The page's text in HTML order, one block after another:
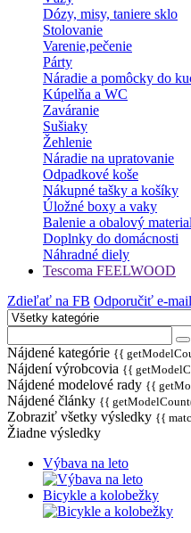
Dózy, misy, taniere sklo
Stolovanie
Varenie,pečenie
Párty
Náradie a pomôcky do
Kúpelňa a WC
Zaváranie
Sušiaky
Žehlenie
Náradie na upratovanie
Odpadkové koše
Nákupné tašky a košíky
Úložné boxy a vaky
Balenie a obalový material
Doplnky do domácnosti
Náhradné diely
Tescoma FEELWOOD
Zdieľať na FB Odporučiť e-
Nájdené kategórie {{
Nájdení výrobcovia {{
Nájdené modelové rady {{
Nájdené články {{
Zobraziť všetky výsledky {{
Žiadne výsledky
Výbava na leto
Bicykle a kolobežky